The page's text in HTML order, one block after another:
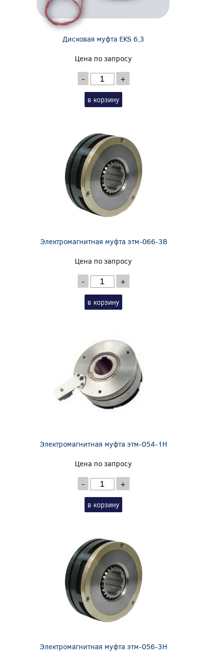
Дисковая муфта EKS 6,3
Цена по запросу
- +
в корзину
Электромагнитная муфта этм-066-3В
Цена по запросу
- +
в корзину
Электромагнитная муфта этм-054-1Н
Цена по запросу
- +
в корзину
Электромагнитная муфта этм-056-3Н